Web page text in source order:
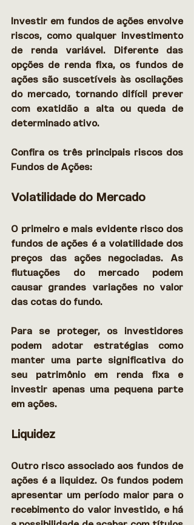
Investir em fundos de ações envolve
riscos, como qualquer investimento
de renda variável. Diferente das
opções de renda fixa, os fundos de
ações são suscetíveis às oscilações
do mercado, tornando difícil prever
com exatidão a alta ou queda de
determinado ativo.
Confira os três principais riscos dos
Fundos de Ações:
Volatilidade do Mercado
O primeiro e mais evidente risco dos
fundos de ações é a volatilidade dos
preços das ações negociadas. As
flutuações do mercado podem
causar grandes variações no valor
das cotas do fundo.
Para se proteger, os investidores
podem adotar estratégias como
manter uma parte significativa do
seu patrimônio em renda fixa e
investir apenas uma pequena parte
em ações.
Liquidez
Outro risco associado aos fundos de
ações é a liquidez. Os fundos podem
apresentar um período maior para o
recebimento do valor investido, e há